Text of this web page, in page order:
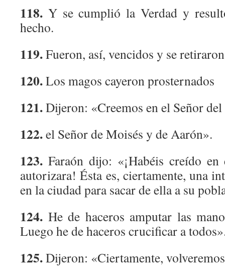
118. Y se cumplió la Verdad y
hecho.
119.Fueron, así, vencidos y se
120.Los magos cayeron prosternados
121.Dijeron: «Creemos en el Señor
122.el Señor de Moisés y de Aarón».
123. Faraón dijo: «¡Habéis creído
autorizara! Ésta es, ciertamente, una
en la ciudad para sacar de ella a su
124. He de haceros amputar las
Luego he de haceros crucificar a
125.Dijeron: «Ciertamente,